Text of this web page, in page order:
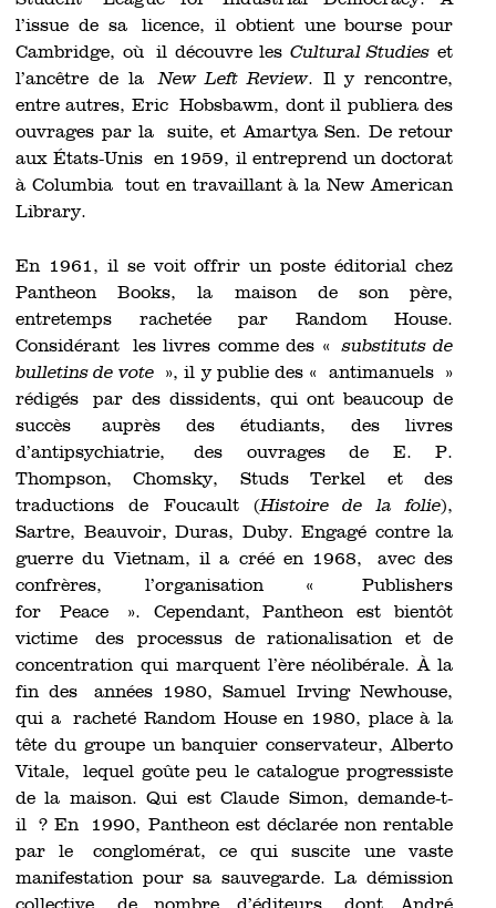
l’issue de sa licence, il obtient une bourse pour
Cambridge, où il découvre les Cultural Studies et
l’ancêtre de laNew Left Review. Il y rencontre,
entre autres, Eric Hobsbawm, dont il publiera des
ouvrages par la suite, et Amartya Sen. De retour
aux États-Unis en 1959, il entreprend un doctorat
à Columbia tout en travaillant à la New American
Library.
En 1961, il se voit offrir un poste éditorial chez
Pantheon Books, la maison de son père,
entretemps rachetée par Random House.
Considérant les livres comme des «substituts de
bulletins de vote», il y publie des « antimanuels »
rédigés par des dissidents, qui ont beaucoup de
succès auprès des étudiants, des livres
d’antipsychiatrie, des ouvrages de E. P.
Thompson, Chomsky, Studs Terkel et des
traductions de Foucault (Histoire de la folie),
Sartre, Beauvoir, Duras, Duby. Engagé contre la
guerre du Vietnam, il a créé en 1968, avec des
confrères, l’organisation « Publishers
for Peace ». Cependant, Pantheon est bientôt
victime des processus de rationalisation et de
concentration qui marquent l’ère néolibérale. À la
fin des années 1980, Samuel Irving Newhouse,
qui a racheté Random House en 1980, place à la
tête du groupe un banquier conservateur, Alberto
Vitale, lequel goûte peu le catalogue progressiste
de la maison. Qui est Claude Simon, demande-t-
il ? En 1990, Pantheon est déclarée non rentable
par le conglomérat, ce qui suscite une vaste
manifestation pour sa sauvegarde. La démission